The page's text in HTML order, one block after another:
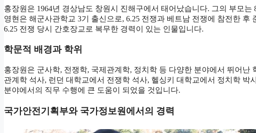
홍장원은 1964년 경상남도 창원시 진해구에서 태어났습니다. 그의 부모
영현은 해군사관학교 3기 출신으로, 6.25 전쟁과 베트남 전쟁에 참전한
6.25 전쟁 당시 간호장교로 복무한 경력이 있는 인물입니다.
학문적 배경과 학위
홍장원은 군사학, 전쟁학, 국제관계학, 정치학 등 다양한 분야에서 뛰어난
관계학 석사, 런던 대학교에서 전쟁학 석사, 헬싱키 대학교에서 정치학 박
분야에서의 직무 수행에 큰 도움이 되었을 것입니다.
국가안전기획부와 국가정보원에서의 경력